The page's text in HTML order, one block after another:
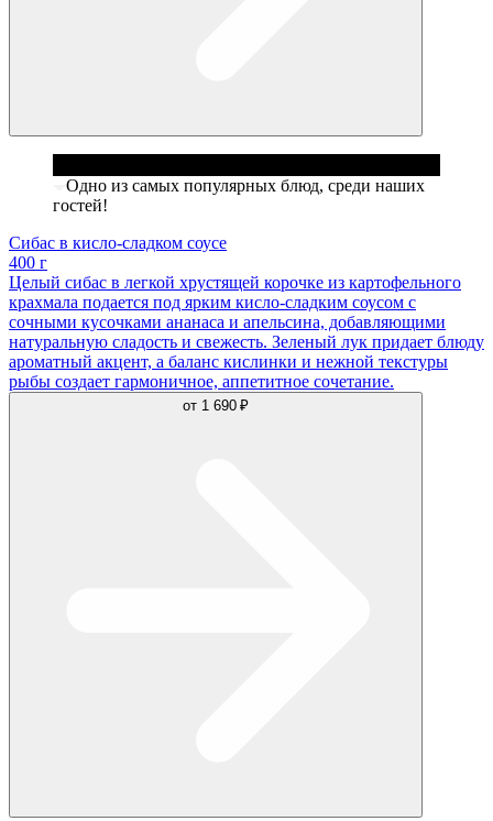
Одно из самых популярных блюд, среди наших
гостей!
Сибас в кисло-сладком соусе
400 г
Целый сибас в легкой хрустящей корочке из картофельного
крахмала подается под ярким кисло-сладким соусом с
сочными кусочками ананаса и апельсина, добавляющими
натуральную сладость и свежесть. Зеленый лук придает блюду
ароматный акцент, а баланс кислинки и нежной текстуры
рыбы создает гармоничное, аппетитное сочетание.
от 1 690 ₽